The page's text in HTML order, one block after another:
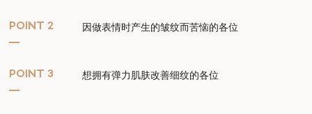
POINT 2 因做表情时产生的皱纹而苦恼的各位
POINT 3 想拥有弹力肌肤改善细纹的各位